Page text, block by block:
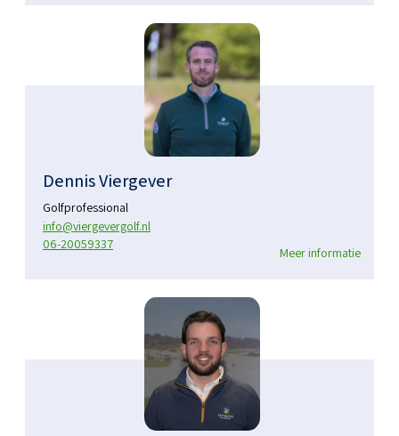
Dennis Viergever
Golfprofessional
info@viergevergolf.nl
06-20059337
Meer informatie